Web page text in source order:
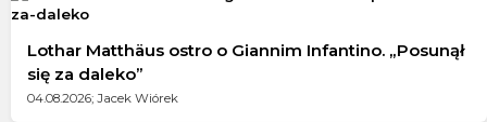
Lothar Matthäus ostro o Giannim Infantino. „Posunął
się za daleko”
04.08.2026; Jacek Wiórek